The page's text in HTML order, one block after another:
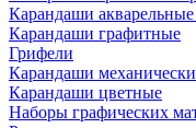
Карандаши
Карандаши графитные
Грифели
Карандаши
Карандаши цветные
Наборы графических